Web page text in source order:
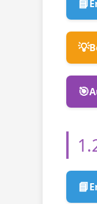
📘
💡
🎯
📘